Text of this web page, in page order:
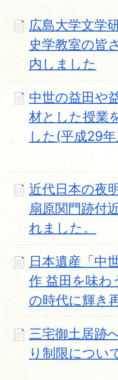
広島大学文学
史学教室の皆
内しました
中世の益田や
材とした授業
した(平成29
近代日本の夜
扇原関門跡付
れました。
日本遺産「中
作 益田を味わ
の時代に輝き
三宅御土居跡
り制限につい